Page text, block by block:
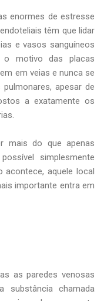
enormes de estresse
têm que lidar
e vasos sanguíneos
o motivo das placas
em veias e nunca se
apesar de
a exatamente os
mais do que apenas
simplesmente
acontece, aquele local
importante entra em
as paredes venosas
substância chamada